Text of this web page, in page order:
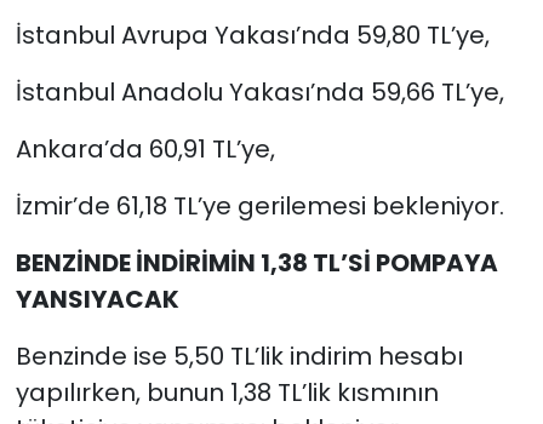
İstanbul Avrupa Yakası’nda 59,80 TL’ye,
İstanbul Anadolu Yakası’nda 59,66 TL’ye,
Ankara’da 60,91 TL’ye,
İzmir’de 61,18 TL’ye gerilemesi bekleniyor.
BENZİNDE İNDİRİMİN 1,38 TL’Sİ POMPAYA
YANSIYACAK
Benzinde ise 5,50 TL’lik indirim hesabı
yapılırken, bunun 1,38 TL’lik kısmının